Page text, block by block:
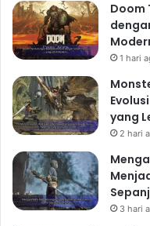
Doom
1 hari
yang
2 hari
3 hari